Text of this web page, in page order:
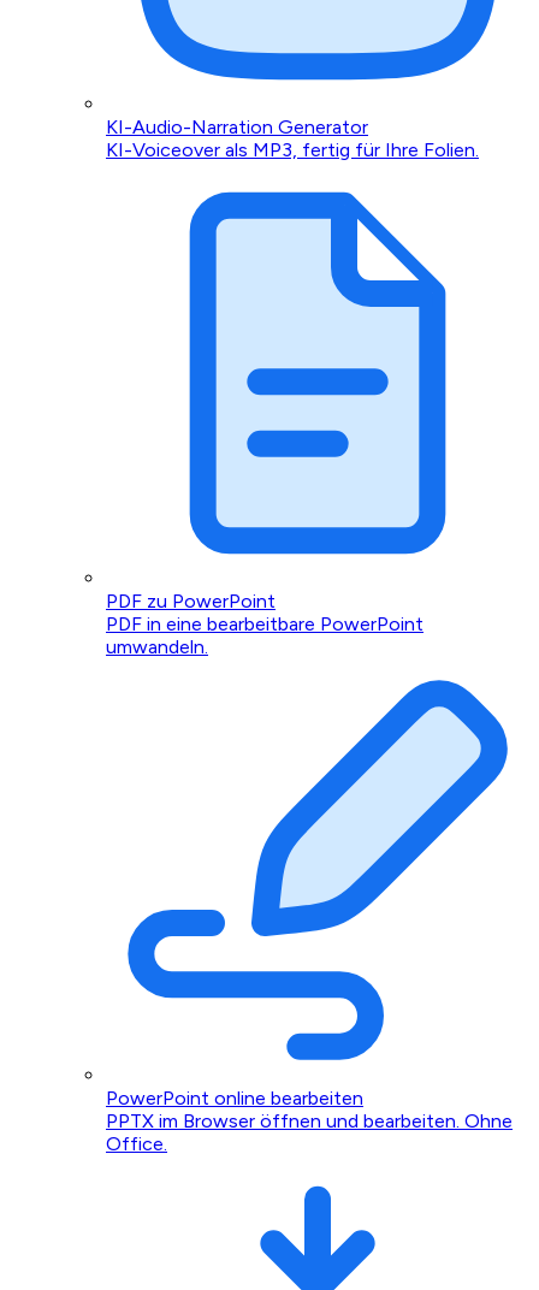
KI-Audio-Narration Generator
KI-Voiceover als MP3, fertig für Ihre Folien.
PDF zu PowerPoint
PDF in eine bearbeitbare PowerPoint
umwandeln.
PowerPoint online bearbeiten
PPTX im Browser öffnen und bearbeiten. Ohne
Office.